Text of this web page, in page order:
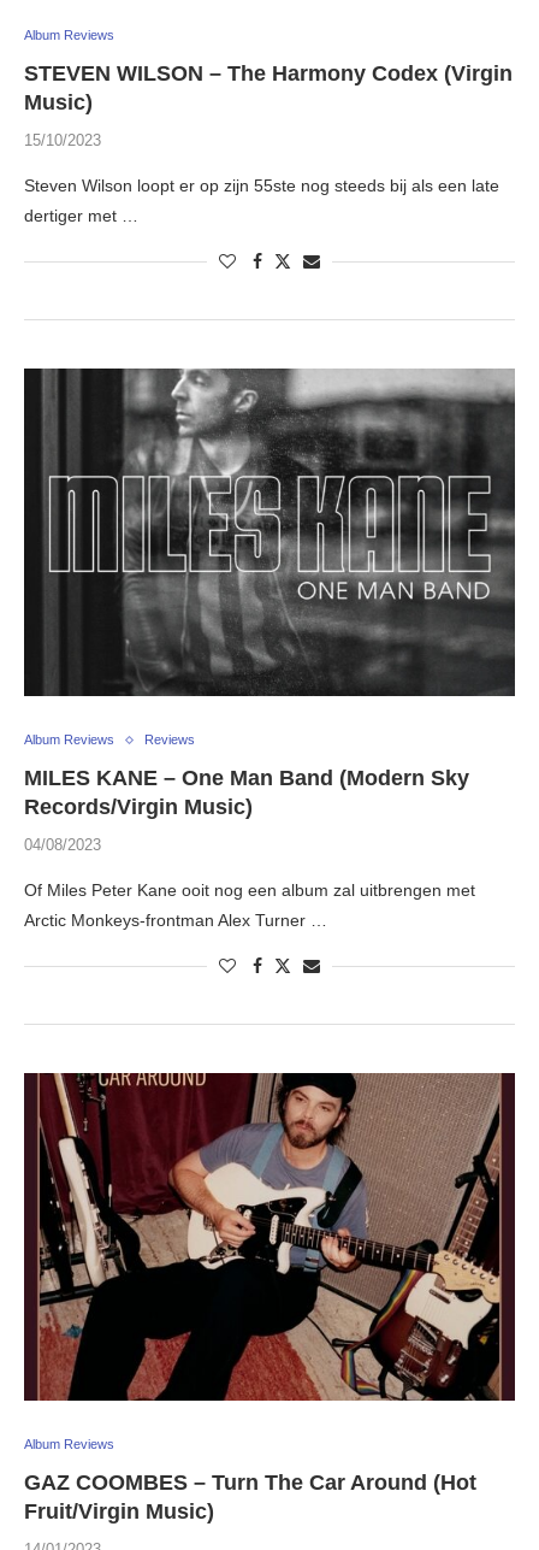
Album Reviews
STEVEN WILSON – The Harmony Codex (Virgin
Music)
15/10/2023
Steven Wilson loopt er op zijn 55ste nog steeds bij als een late
dertiger met …
Album Reviews Reviews
MILES KANE – One Man Band (Modern Sky
Records/Virgin Music)
04/08/2023
Of Miles Peter Kane ooit nog een album zal uitbrengen met
Arctic Monkeys-frontman Alex Turner …
Album Reviews
GAZ COOMBES – Turn The Car Around (Hot
Fruit/Virgin Music)